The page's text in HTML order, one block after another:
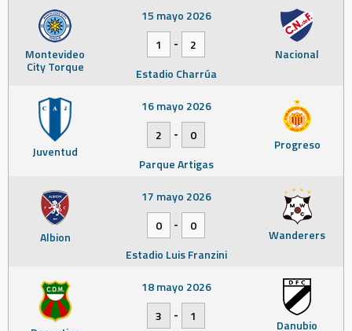
Montevideo
City Torque
Nacional
15 mayo 2026
1
-
2
Estadio Charrúa
Juventud Progreso
16 mayo 2026
2
-
0
Parque Artigas
Albion Wanderers
17 mayo 2026
0
-
0
Estadio Luis Franzini
Danubio
18 mayo 2026
3
-
1